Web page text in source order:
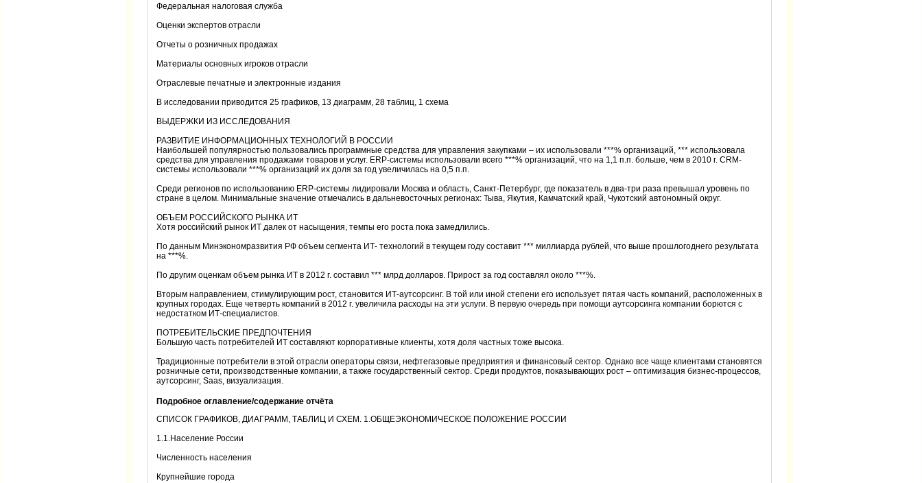
Федеральная налоговая служба
Оценки экспертов отрасли
Отчеты о розничных продажах
Материалы основных игроков отрасли
Отраслевые печатные и электронные издания
В исследовании приводится 25 графиков, 13 диаграмм, 28 таблиц, 1 схема
ВЫДЕРЖКИ ИЗ ИССЛЕДОВАНИЯ
РАЗВИТИЕ ИНФОРМАЦИОННЫХ ТЕХНОЛОГИЙ В РОССИИ
Наибольшей популярностью пользовались программные средства для управления закупками – их использовали ***% организаций, *** использовала
средства для управления продажами товаров и услуг. ERP-системы использовали всего ***% организаций, что на 1,1 п.п. больше, чем в 2010 г. CRM-
системы использовали ***% организаций их доля за год увеличилась на 0,5 п.п.
Среди регионов по использованию ERP-системы лидировали Москва и область, Санкт-Петербург, где показатель в два-три раза превышал уровень по
стране в целом. Минимальные значение отмечались в дальневосточных регионах: Тыва, Якутия, Камчатский край, Чукотский автономный округ.
ОБЪЕМ РОССИЙСКОГО РЫНКА ИТ
Хотя российский рынок ИТ далек от насыщения, темпы его роста пока замедлились.
По данным Минэкономразвития РФ объем сегмента ИТ- технологий в текущем году составит *** миллиарда рублей, что выше прошлогоднего результата
на ***%.
По другим оценкам объем рынка ИТ в 2012 г. составил *** млрд долларов. Прирост за год составлял около ***%.
Вторым направлением, стимулирующим рост, становится ИТ-аутсорсинг. В той или иной степени его использует пятая часть компаний, расположенных в
крупных городах. Еще четверть компаний в 2012 г. увеличила расходы на эти услуги. В первую очередь при помощи аутсорсинга компании борются с
недостатком ИТ-специалистов.
ПОТРЕБИТЕЛЬСКИЕ ПРЕДПОЧТЕНИЯ
Большую часть потребителей ИТ составляют корпоративные клиенты, хотя доля частных тоже высока.
Традиционные потребители в этой отрасли операторы связи, нефтегазовые предприятия и финансовый сектор. Однако все чаще клиентами становятся
розничные сети, производственные компании, а также государственный сектор. Среди продуктов, показывающих рост – оптимизация бизнес-процессов,
аутсорсинг, Saas, визуализация.
Подробное оглавление/содержание отчёта
СПИСОК ГРАФИКОВ, ДИАГРАММ, ТАБЛИЦ И СХЕМ. 1.ОБЩЕЭКОНОМИЧЕСКОЕ ПОЛОЖЕНИЕ РОССИИ
1.1.Население России
Численность населения
Крупнейшие города